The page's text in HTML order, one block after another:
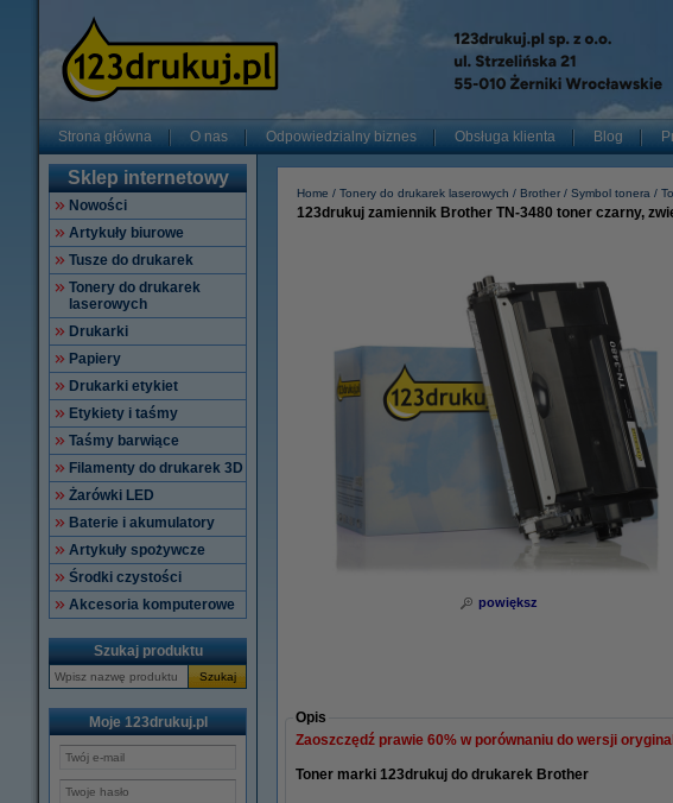
Strona główna O nas Odpowiedzialny biznes Obsługa klienta Blog
Sklep internetowy
Nowości
Artykuły biurowe
Tusze do drukarek
Tonery do drukarek
laserowych
Drukarki
Papiery
Drukarki etykiet
Etykiety i taśmy
Taśmy barwiące
Filamenty do drukarek 3D
Żarówki LED
Baterie i akumulatory
Artykuły spożywcze
Środki czystości
Akcesoria komputerowe
Szukaj produktu
Szukaj
Moje 123drukuj.pl
Home Tonery do drukarek laserowych Brother Symbol tonera
123drukuj zamiennik Brother TN-3480 toner czarny,
powiększ
Opis
Zaoszczędź prawie 60% w porównaniu do wersji
Toner marki 123drukuj do drukarek Brother